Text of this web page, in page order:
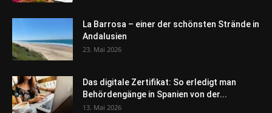
La Barrosa – einer der schönsten Strände in
Andalusien
23. Mai 2026
Das digitale Zertifikat: So erledigt man
Behördengänge in Spanien von der...
13. Mai 2026